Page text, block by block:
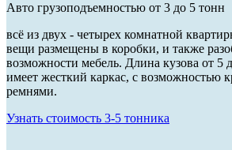
Авто грузоподъемностью от 3 до 5 тонн
всё из двух - четырех комнатной
вещи размещены в коробки, и также
возможности мебель. Длина кузова от 5
имеет жесткий каркас, с возможностью
ремнями.
Узнать стоимость 3-5 тонника